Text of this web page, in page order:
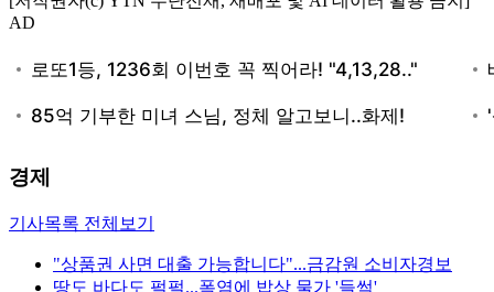
AD
경제
기사목록 전체보기
"상품권 사면 대출 가능합니다"...금감원 소비자경보
땅도 바다도 펄펄...폭염에 밥상 물가 '들썩'